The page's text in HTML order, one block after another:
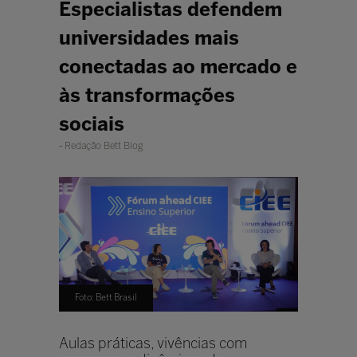
Especialistas defendem
universidades mais
conectadas ao mercado e
às transformações
sociais
Redação Bett Blog
Foto: Bett Brasil
Aulas práticas, vivências com